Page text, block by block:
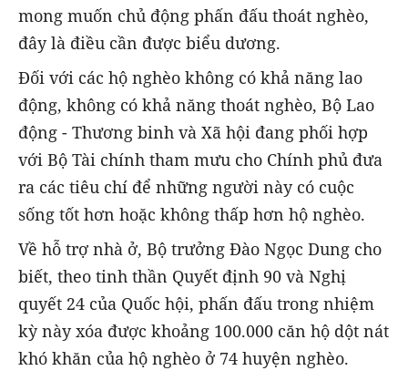
mong muốn chủ động phấn đấu thoát nghèo,
đây là điều cần được biểu dương.
Đối với các hộ nghèo không có khả năng lao
động, không có khả năng thoát nghèo, Bộ Lao
động - Thương binh và Xã hội đang phối hợp
với Bộ Tài chính tham mưu cho Chính phủ đưa
ra các tiêu chí để những người này có cuộc
sống tốt hơn hoặc không thấp hơn hộ nghèo.
Về hỗ trợ nhà ở, Bộ trưởng Đào Ngọc Dung cho
biết, theo tinh thần Quyết định 90 và Nghị
quyết 24 của Quốc hội, phấn đấu trong nhiệm
kỳ này xóa được khoảng 100.000 căn hộ dột nát
khó khăn của hộ nghèo ở 74 huyện nghèo.